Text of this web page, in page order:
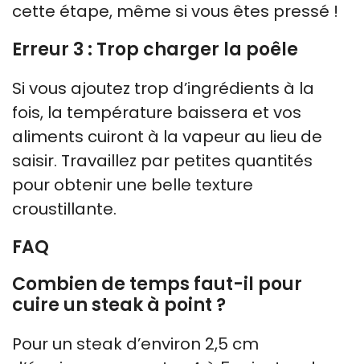
cette étape, même si vous êtes pressé !
Erreur 3 : Trop charger la poêle
Si vous ajoutez trop d’ingrédients à la
fois, la température baissera et vos
aliments cuiront à la vapeur au lieu de
saisir. Travaillez par petites quantités
pour obtenir une belle texture
croustillante.
FAQ
Combien de temps faut-il pour
cuire un steak à point ?
Pour un steak d’environ 2,5 cm